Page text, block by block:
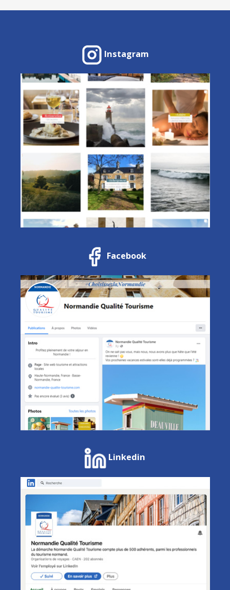
Instagram
Facebook
Linkedin